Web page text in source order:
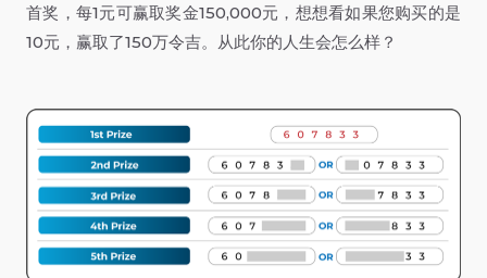
首奖，每1元可赢取奖金150,000元，想想看如果您购买的是
10元，赢取了150万令吉。从此你的人生会怎么样？